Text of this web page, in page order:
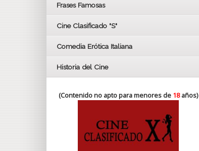
Frases Famosas
Cine Clasificado "S"
Comedia Erótica Italiana
Historia del Cine
(Contenido no apto para menores de 18años)